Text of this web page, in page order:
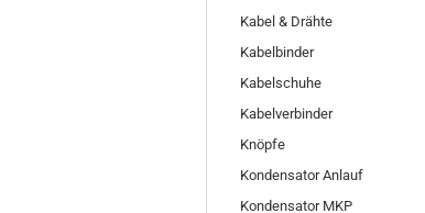
Kabel & Drähte
Kabelbinder
Kabelschuhe
Kabelverbinder
Knöpfe
Kondensator Anlauf
Kondensator MKP